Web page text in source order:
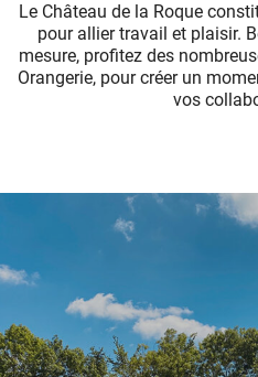
Le Château de la Roque
pour allier travail et plaisir.
mesure, profitez des
Orangerie, pour créer un
vos